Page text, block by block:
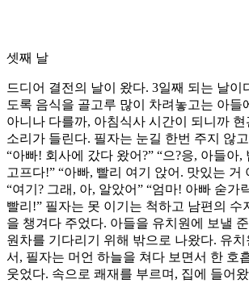
셋째 날
드디어 결전의 날이 왔다. 3일째 되는 날이
도록 음식을 골고루 많이 차려놓고는 아들
아니나 다를까, 아침식사 시간이 되니까
소리가 들린다. 필자는 눈길 한번 주지 않
“아빠! 회사에 갔다 왔어?” “으?응, 아들아,
고프다!” “아빠, 빨리 여기 앉어. 맛있는 거
“여기? 그래, 아, 알았어” “엄마! 아빠 숟가
빨리!” 필자는 못 이기는 척하고 남편의 수
을 챙겨다 주었다. 아들을 유치원에 보낼
원차를 기다리기 위해 밖으로 나왔다. 유
서, 필자는 머언 하늘을 쳐다 보면서 한 호
웃었다. 속으로 쾌재를 부르며, 집에 들어